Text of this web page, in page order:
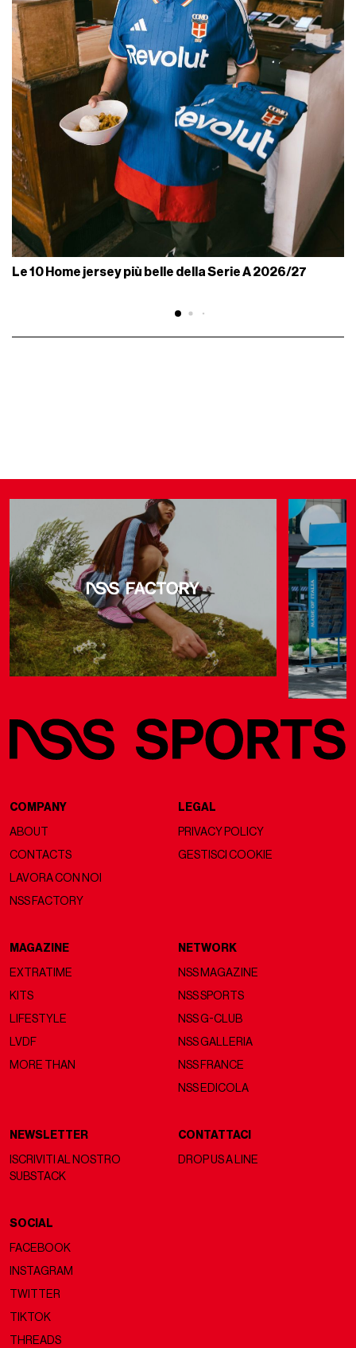
Le 10 Home jersey più belle della Serie A 2026/27
COMPANY
ABOUT
CONTACTS
LAVORA CON NOI
NSS FACTORY
LEGAL
PRIVACY POLICY
GESTISCI COOKIE
MAGAZINE
EXTRATIME
KITS
LIFESTYLE
LVDF
MORE THAN
NETWORK
NSS MAGAZINE
NSS SPORTS
NSS G-CLUB
NSS GALLERIA
NSS FRANCE
NSS EDICOLA
NEWSLETTER
ISCRIVITI AL NOSTRO
SUBSTACK
CONTATTACI
DROP US A LINE
SOCIAL
FACEBOOK
INSTAGRAM
TWITTER
TIKTOK
THREADS